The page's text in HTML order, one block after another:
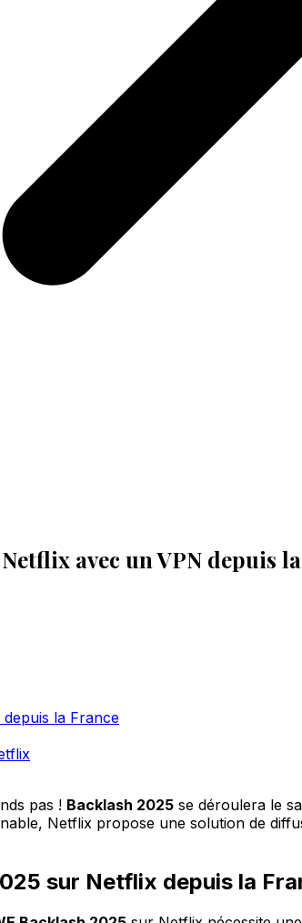
avec un VPN depuis
la France
pas ! Backlash 2025 se déroulera le
Netflix propose une solution de
sur Netflix depuis la